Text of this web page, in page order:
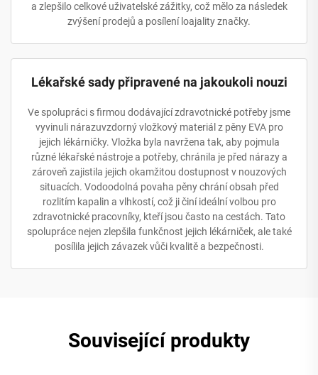
a zlepšilo celkové uživatelské zážitky, což mělo za následek
zvýšení prodejů a posílení loajality značky.
Lékařské sady připravené na jakoukoli nouzi
Ve spolupráci s firmou dodávající zdravotnické potřeby jsme
vyvinuli nárazuvzdorný vložkový materiál z pěny EVA pro
jejich lékárničky. Vložka byla navržena tak, aby pojmula
různé lékařské nástroje a potřeby, chránila je před nárazy a
zároveň zajistila jejich okamžitou dostupnost v nouzových
situacích. Vodoodolná povaha pěny chrání obsah před
rozlitím kapalin a vlhkostí, což ji činí ideální volbou pro
zdravotnické pracovníky, kteří jsou často na cestách. Tato
spolupráce nejen zlepšila funkčnost jejich lékárniček, ale také
posílila jejich závazek vůči kvalitě a bezpečnosti.
Související produkty